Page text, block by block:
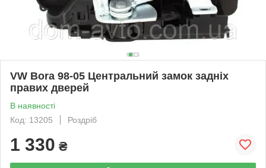
VW Bora 98-05 Центральний замок задніх
правих дверей
В наявності
Код: 13205
Роздріб
1 330 ₴